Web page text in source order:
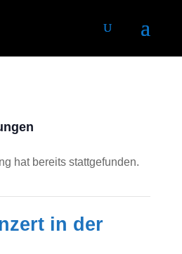
hat bereits stattgefunden.
in der